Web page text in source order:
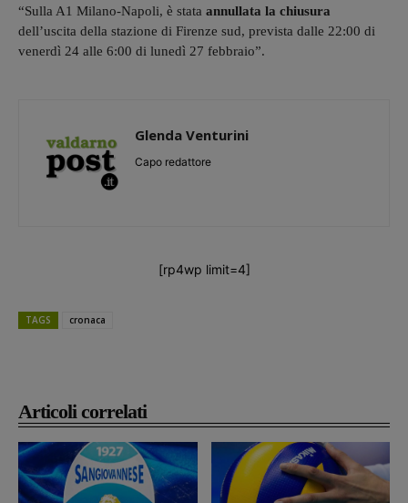
Articoli correlati
“Sulla A1 Milano-Napoli, è stata annullata la chiusura
dell’uscita della stazione di Firenze sud, prevista dalle 22:00 di
venerdì 24 alle 6:00 di lunedì 27 febbraio”.
Glenda Venturini
Capo redattore
[rp4wp limit=4]
TAGS cronaca